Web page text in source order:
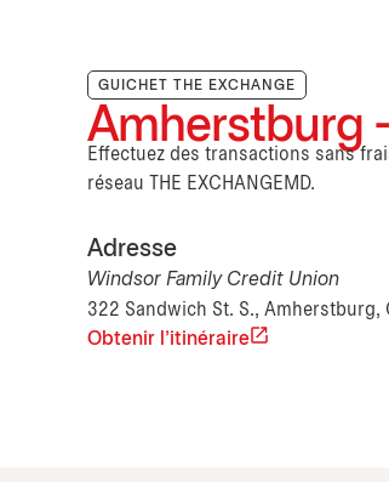
GUICHET THE EXCHANGE
Amherstburg
Effectuez des transactions sans
réseau THE EXCHANGEMD.
Adresse
Windsor Family Credit Union
322 Sandwich St. S., Amherstburg,
Obtenir l'itinéraire